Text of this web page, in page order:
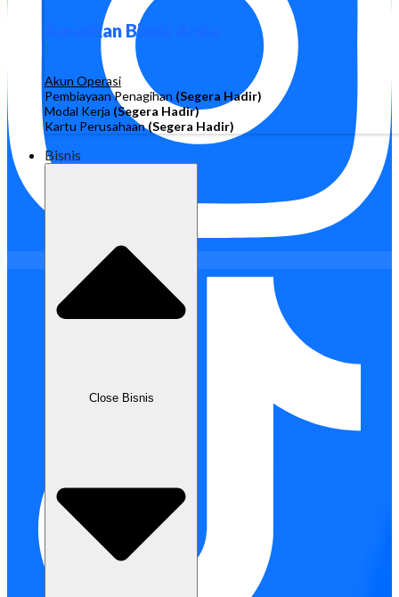
Amankan Bisnis Anda
Akun Operasi
Pembiayaan Penagihan (Segera Hadir)
Modal Kerja (Segera Hadir)
Kartu Perusahaan(Segera Hadir)
Bisnis
Close Bisnis